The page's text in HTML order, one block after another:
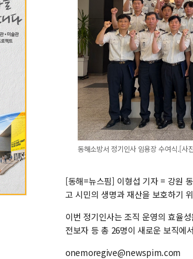
동해소방서 정기인사 임용장 수여식.[
[동해=뉴스핌] 이형섭 기자 = 강원
고 시민의 생명과 재산을 보호하기
이번 정기인사는 조직 운영의 효율
전보자 등 총 26명이 새로운 보직에
onemoregive@newspim.com